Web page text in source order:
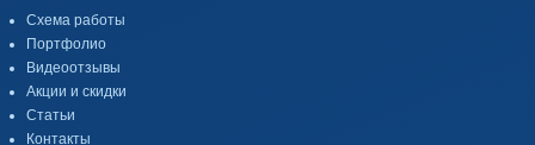
Схема работы
Портфолио
Видеоотзывы
Акции и скидки
Статьи
Контакты